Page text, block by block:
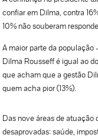
confiar em Dilma, contra
10% não souberam
A maior parte da população
Dilma Rousseff é igual ao
que acham que a gestão
quem acha pior (13%).
Das nove áreas de atuação
desaprovadas: saúde,